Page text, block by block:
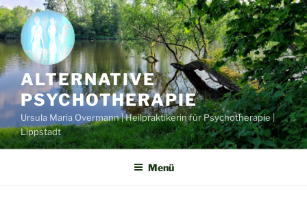
Zum
Inhalt
springen
ALTERNATIVE
PSYCHOTHERAPIE
Ursula Maria Overmann | Heilpraktikerin für Psychotherapie |
Lippstadt
Menü